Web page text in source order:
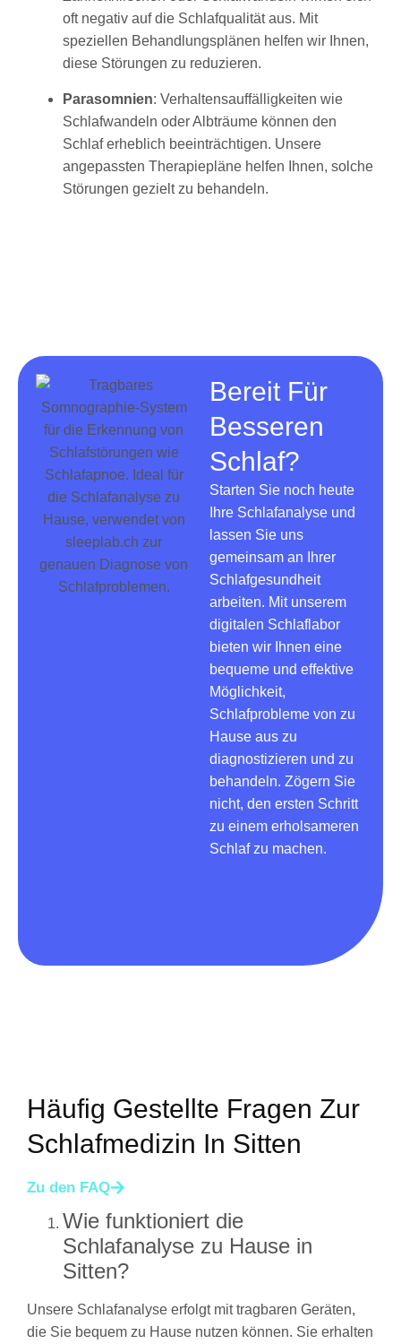
oft negativ auf die Schlafqualität aus. Mit
speziellen Behandlungsplänen helfen wir Ihnen,
diese Störungen zu reduzieren.
Parasomnien: Verhaltensauffälligkeiten wie
Schlafwandeln oder Albträume können den
Schlaf erheblich beeinträchtigen. Unsere
angepassten Therapiepläne helfen Ihnen, solche
Störungen gezielt zu behandeln.
Bereit Für
Besseren
Schlaf?
Starten Sie noch heute
Ihre Schlafanalyse und
lassen Sie uns
gemeinsam an Ihrer
Schlafgesundheit
arbeiten. Mit unserem
digitalen Schlaflabor
bieten wir Ihnen eine
bequeme und effektive
Möglichkeit,
Schlafprobleme von zu
Hause aus zu
diagnostizieren und zu
behandeln. Zögern Sie
nicht, den ersten Schritt
zu einem erholsameren
Schlaf zu machen.
Häufig Gestellte Fragen Zur
Schlafmedizin In Sitten
Zu den FAQ
Wie funktioniert die
Schlafanalyse zu Hause in
Sitten?
Unsere Schlafanalyse erfolgt mit tragbaren Geräten,
die Sie bequem zu Hause nutzen können. Sie erhalten